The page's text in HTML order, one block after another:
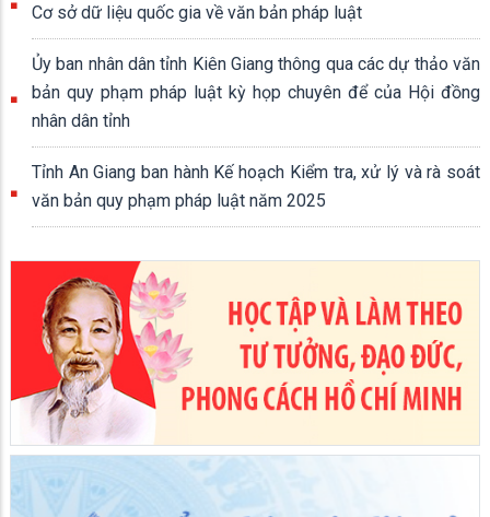
Cơ sở dữ liệu quốc gia về văn bản pháp luật
Ủy ban nhân dân tỉnh Kiên Giang thông qua các dự thảo văn
bản quy phạm pháp luật kỳ họp chuyên để của Hội đồng
nhân dân tỉnh
Tỉnh An Giang ban hành Kế hoạch Kiểm tra, xử lý và rà soát
văn bản quy phạm pháp luật năm 2025